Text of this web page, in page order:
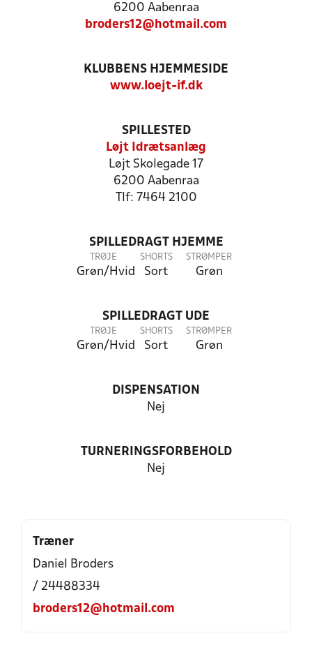
6200 Aabenraa
broders12@hotmail.com
KLUBBENS HJEMMESIDE
www.loejt-if.dk
SPILLESTED
Løjt Idrætsanlæg
Løjt Skolegade 17
6200 Aabenraa
Tlf: 7464 2100
SPILLEDRAGT HJEMME
TRØJE
Grøn/Hvid
SHORTS
Sort
STRØMPER
Grøn
SPILLEDRAGT UDE
TRØJE
Grøn/Hvid
SHORTS
Sort
STRØMPER
Grøn
DISPENSATION
Nej
TURNERINGSFORBEHOLD
Nej
Træner
Daniel Broders
/ 24488334
broders12@hotmail.com